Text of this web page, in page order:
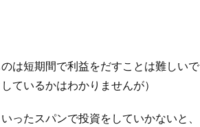
は短期間で利益をだすことは難しいで
ているかはわかりませんが）
ったスパンで投資をしていかないと、